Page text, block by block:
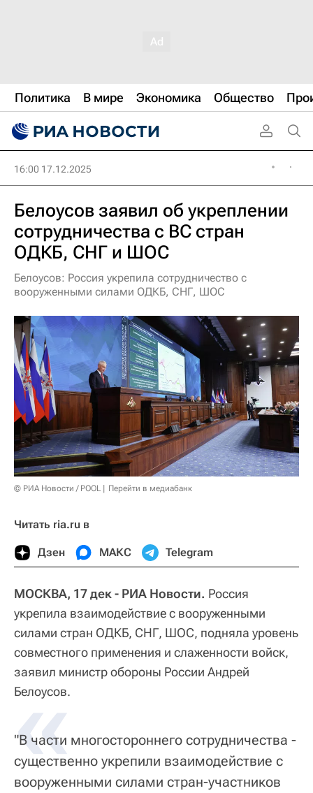
Политика В мире Экономика Общество
16:00 17.12.2025
Белоусов заявил об укреплении
сотрудничества с ВС стран
ОДКБ, СНГ и ШОС
Белоусов: Россия укрепила сотрудничество с
вооруженными силами ОДКБ, СНГ, ШОС
© РИА Новости / POOL Перейти в медиабанк
Читать ria.ru в
Дзен МАКС Telegram
МОСКВА, 17 дек - РИА Новости. Россия
укрепила взаимодействие с вооруженными
силами стран ОДКБ, СНГ, ШОС, подняла уровень
совместного применения и слаженности войск,
заявил министр обороны России Андрей
Белоусов.
«
"В части многостороннего сотрудничества -
существенно укрепили взаимодействие с
вооруженными силами стран-участников